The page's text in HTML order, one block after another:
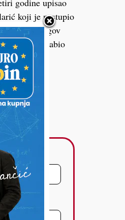
godine upisao
koji je nastupio
Odlazi i njegov
nastupa u zabio